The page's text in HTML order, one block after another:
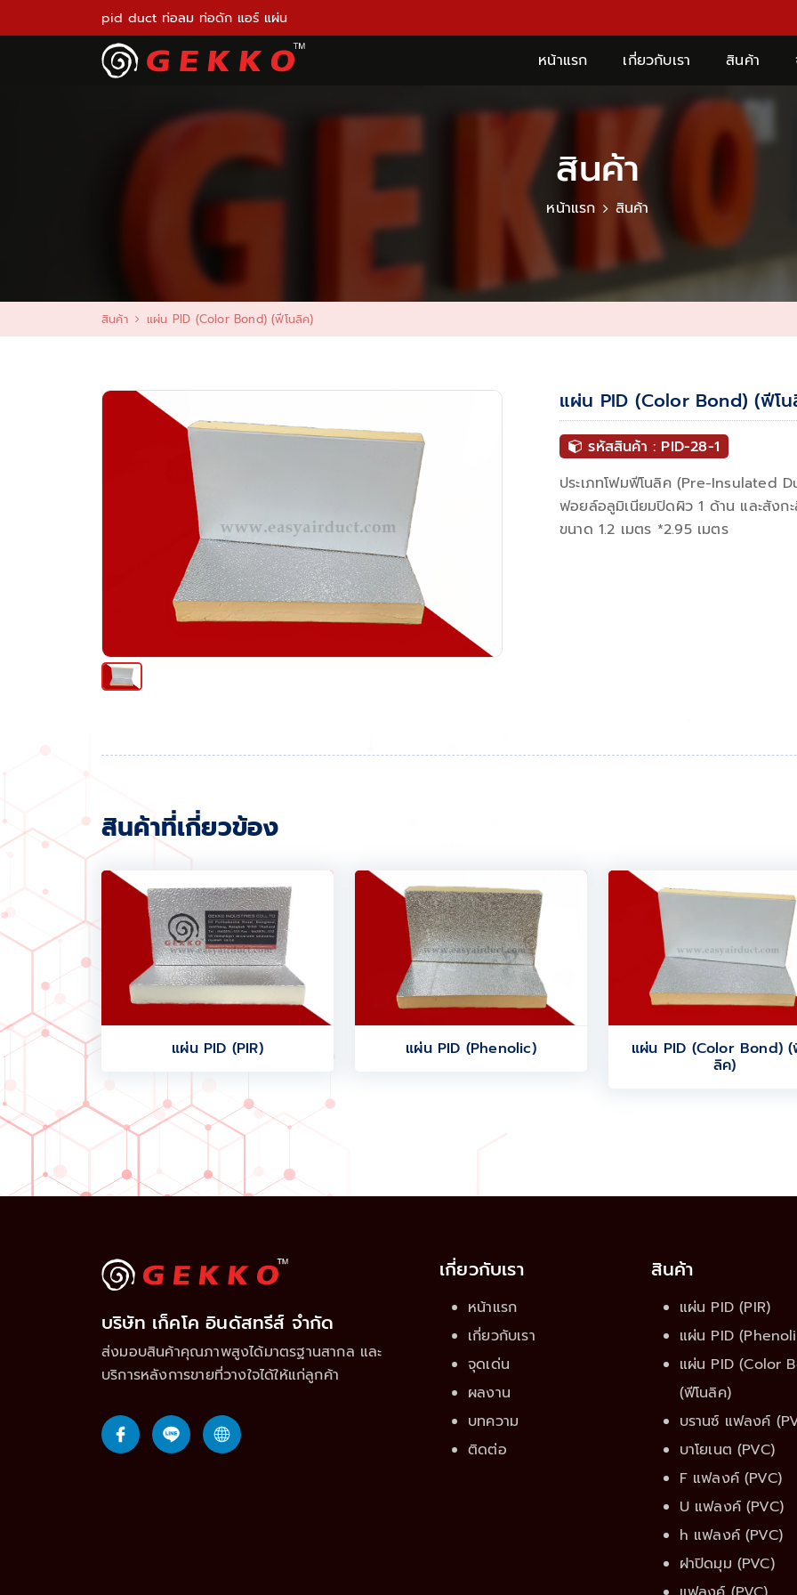
pid duct ท่อลม ท่อดัก แอร์ แผ่น
หน้าแรก เกี่ยวกับเรา สินค้า
สินค้า
หน้าแรก สินค้า
สินค้า แผ่น PID (Color Bond) (ฟีโนลิค)
แผ่น PID (Color Bond) (ฟีโ
รหัสสินค้า : PID-28-1
ประเภทโฟมฟีโนลิค (Pre-Insulated
ฟอยล์อลูมิเนียมปิดผิว 1 ด้าน และสังก
ขนาด 1.2 เมตร *2.95 เมตร
สินค้าที่เกี่ยวข้อง
แผ่น PID (PIR) แผ่น PID (Phenolic) แผ่น PID (Color Bond) (
ลิค)
บริษัท เก็คโค อินดัสทรีส์ จำกัด
ส่งมอบสินค้าคุณภาพสูงได้มาตรฐานสากล และ
บริการหลังการขายที่วางใจได้ให้แก่ลูกค้า
เกี่ยวกับเรา
หน้าแรก
เกี่ยวกับเรา
จุดเด่น
ผลงาน
บทความ
ติดต่อ
สินค้า
แผ่น PID (PIR)
แผ่น PID
แผ่น PID (Color
(ฟีโนลิค)
บรานซ์ แฟลงค์
บาโยเนต (PVC)
F แฟลงค์ (PVC)
U แฟลงค์ (PVC)
h แฟลงค์ (PVC)
ฝาปิดมุม (PVC)